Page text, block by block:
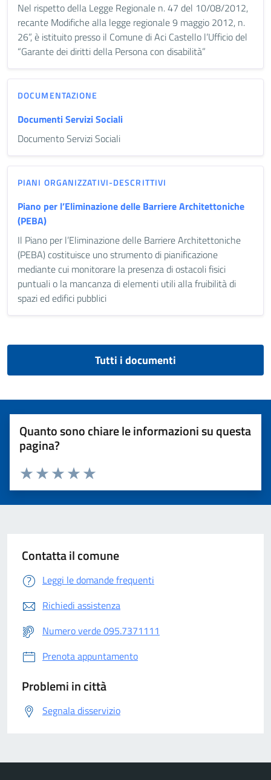
Nel rispetto della Legge Regionale n. 47 del 10/08/2012,
recante Modifiche alla legge regionale 9 maggio 2012, n.
26”, è istituito presso il Comune di Aci Castello l’Ufficio del
“Garante dei diritti della Persona con disabilità”
DOCUMENTAZIONE
Documenti Servizi Sociali
Documento Servizi Sociali
PIANI ORGANIZZATIVI-DESCRITTIVI
Piano per l’Eliminazione delle Barriere Architettoniche
(PEBA)
Il Piano per l’Eliminazione delle Barriere Architettoniche
(PEBA) costituisce uno strumento di pianificazione
mediante cui monitorare la presenza di ostacoli fisici
puntuali o la mancanza di elementi utili alla fruibilità di
spazi ed edifici pubblici
Tutti i documenti
Quanto sono chiare le informazioni su questa
pagina?
Valuta 5 stelle su 5
Valuta 4 stelle su 5
Valuta 3 stelle su 5
Valuta 2 stelle su 5
Valuta 1 stelle su 5
Contatta il comune
Leggi le domande frequenti
Richiedi assistenza
Numero verde 095.7371111
Prenota appuntamento
Problemi in città
Segnala disservizio